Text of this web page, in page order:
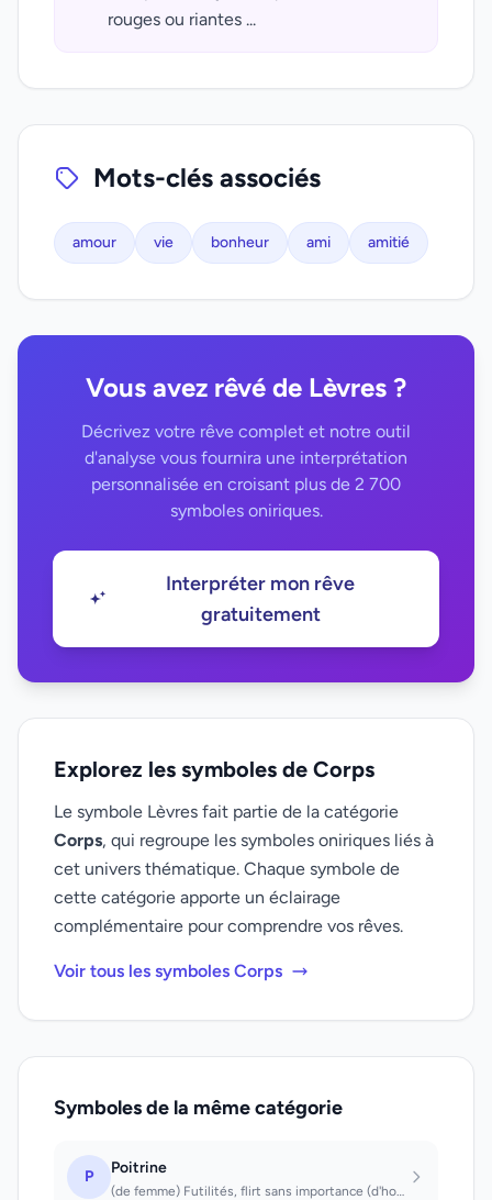
rouges ou riantes ...
Mots-clés associés
amour vie bonheur ami amitié
Vous avez rêvé de Lèvres ?
Décrivez votre rêve complet et notre outil
d'analyse vous fournira une interprétation
personnalisée en croisant plus de 2 700
symboles oniriques.
Interpréter mon rêve
gratuitement
Explorez les symboles de Corps
Le symbole Lèvres fait partie de la catégorie
Corps, qui regroupe les symboles oniriques liés à
cet univers thématique. Chaque symbole de
cette catégorie apporte un éclairage
complémentaire pour comprendre vos rêves.
Voir tous les symboles Corps
Symboles de la même catégorie
P Poitrine
(de femme) Futilités, flirt sans importance (d'homme) Succès amoureux